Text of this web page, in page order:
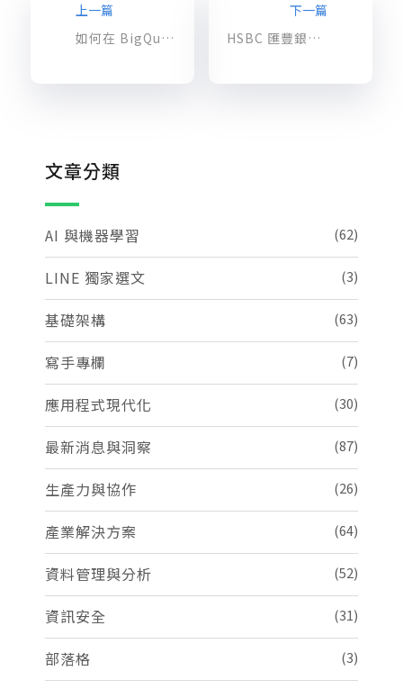
上一篇
如何在 BigQuery 查詢並計算 Google Analytics 360 資料 (二)
下一篇
HSBC 匯豐銀行如何分批將資料庫搬遷到 Google Cloud BigQuery
文章分類
AI 與機器學習 (62)
LINE 獨家選文 (3)
基礎架構 (63)
寫手專欄 (7)
應用程式現代化 (30)
最新消息與洞察 (87)
生產力與協作 (26)
產業解決方案 (64)
資料管理與分析 (52)
資訊安全 (31)
部落格 (3)